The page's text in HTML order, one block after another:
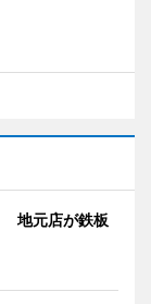
地元店が鉄板